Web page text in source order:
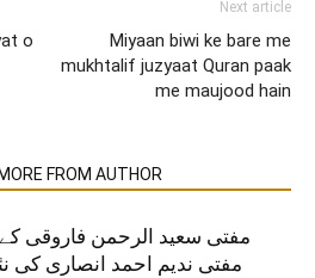
o
Next article
Miyaan biwi ke bare me
mukhtalif juzyaat Quran paak
me maujood hain
MORE FROM AUTHOR
مفتی سعید الرحمن فاروقی
مفتی ندیم احمد انصاری کی